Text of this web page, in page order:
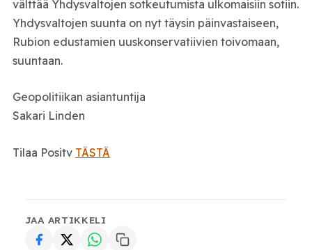
välttää Yhdysvaltojen sotkeutumista ulkomaisiin sotiin.
Yhdysvaltojen suunta on nyt täysin päinvastaiseen,
Rubion edustamien uuskonservatiivien toivomaan,
suuntaan.
Geopolitiikan asiantuntija
Sakari Linden
Tilaa Positv TÄSTÄ
JAA ARTIKKELI